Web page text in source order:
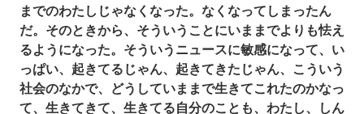
までのわたしじゃなくなった。なくなってしまったん
だ。そのときから、そういうことにいままでよりも怯え
るようになった。そういうニュースに敏感になって、い
っぱい、起きてるじゃん、起きてきたじゃん、こういう
社会のなかで、どうしていままで生きてこれたのかなっ
て、生きてきて、生きてる自分のことも、わたし、しん